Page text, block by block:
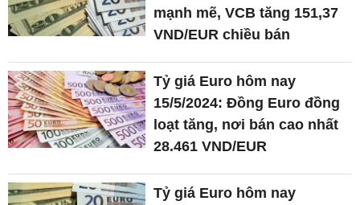
mạnh mẽ, VCB tăng 151,37
VND/EUR chiều bán
Tỷ giá Euro hôm nay
15/5/2024: Đồng Euro đồng
loạt tăng, nơi bán cao nhất
28.461 VND/EUR
Tỷ giá Euro hôm nay